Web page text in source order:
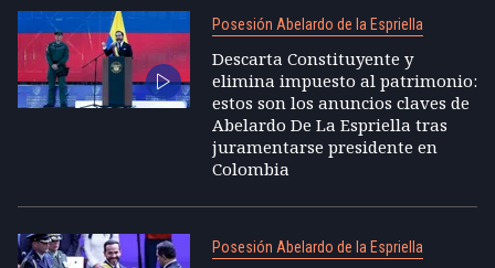
Posesión Abelardo de la Espriella
Descarta Constituyente y
elimina impuesto al patrimonio:
estos son los anuncios claves de
Abelardo De La Espriella tras
juramentarse presidente en
Colombia
Posesión Abelardo de la Espriella